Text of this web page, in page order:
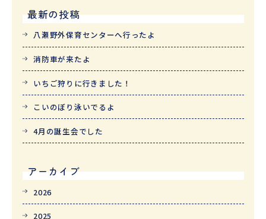
最新の投稿
八瀬野外保育センターへ行ったよ
消防車が来たよ
いちご狩りに行きました！
こいのぼり泳いでるよ
4月の誕生会でした
アーカイブ
2026
2025